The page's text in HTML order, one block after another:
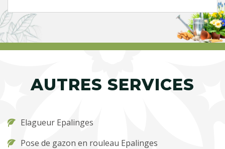
AUTRES SERVICES
Elagueur Epalinges
Pose de gazon en rouleau Epalinges